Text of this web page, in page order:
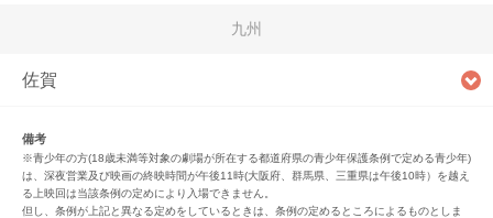
九州
佐賀
備考
※青少年の方(18歳未満等対象の劇場が所在する都道府県の青少年保護条例で定める青少年)
は、深夜営業及び映画の終映時間が午後11時(大阪府、群馬県、三重県は午後10時）を越え
る上映回は当該条例の定めにより入場できません。
但し、条例が上記と異なる定めをしているときは、条例の定めるところによるものとしま